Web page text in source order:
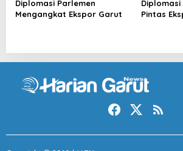
Diplomasi Parlemen
Mengangkat Ekspor Garut
Pintas